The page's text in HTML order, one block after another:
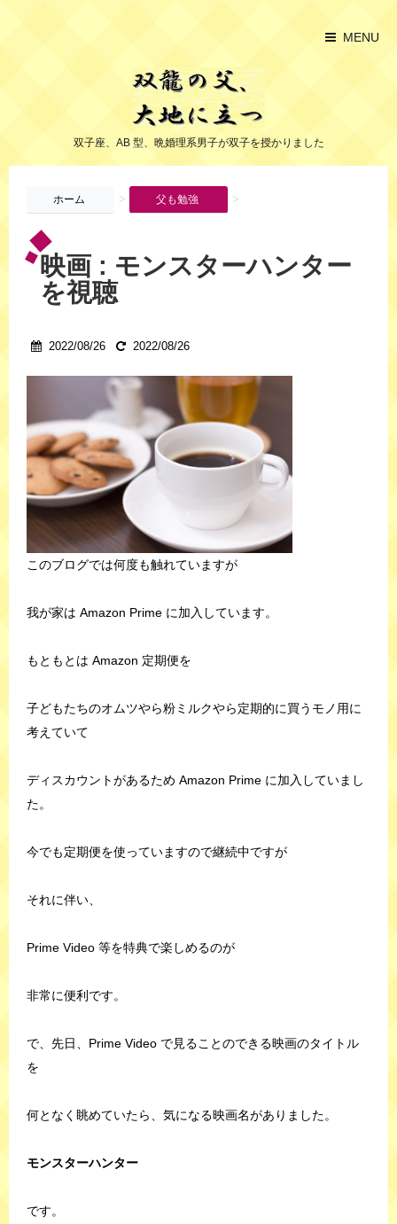
MENU
双子座、AB 型、晩婚理系男子が双子を授かりました
ホーム > 父も勉強 >
映画 : モンスターハンター
を視聴
2022/08/26 2022/08/26
このブログでは何度も触れていますが
我が家は Amazon Prime に加入しています。
もともとは Amazon 定期便を
子どもたちのオムツやら粉ミルクやら定期的に買うモノ用に
考えていて
ディスカウントがあるため Amazon Prime に加入していまし
た。
今でも定期便を使っていますので継続中ですが
それに伴い、
Prime Video 等を特典で楽しめるのが
非常に便利です。
で、先日、Prime Video で見ることのできる映画のタイトル
を
何となく眺めていたら、気になる映画名がありました。
モンスターハンター
です。